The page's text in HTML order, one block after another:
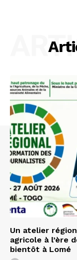
Un atelier
agricole à l’ère
bientôt à Lomé